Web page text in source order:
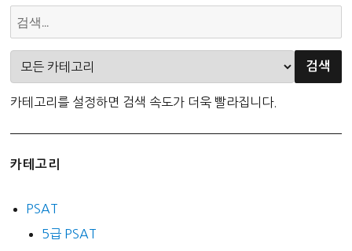
카테고리를 설정하면 검색 속도가 더욱 빨라집니다.
카테고리
PSAT
5급 PSAT